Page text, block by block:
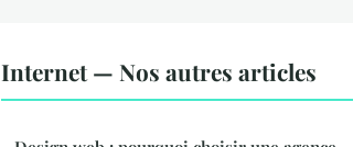
Internet — Nos autres articles